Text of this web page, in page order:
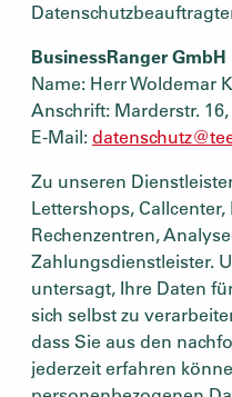
BusinessRanger GmbH
Name: Herr Woldemar
Anschrift: Marderstr.
E-Mail:
Zu unseren
Lettershops,
Rechenzentren,
Zahlungsdienstleister.
untersagt, Ihre Daten
sich selbst zu
dass Sie aus den
jederzeit erfahren